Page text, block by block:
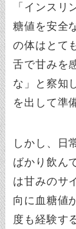
「インスリ
糖値を安全
の体はとて
舌で甘みを
な」と察知
を出して準
しかし、日
ばかり飲ん
は甘みのサ
向に血糖値
度も経験す